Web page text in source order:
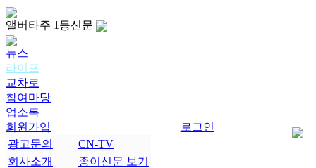
앨버타주 1등신문
뉴스
라이프
교차로
참여마당
업소록
회원가입
로그인
광고문의
CN-TV
회사소개
종이신문 보기